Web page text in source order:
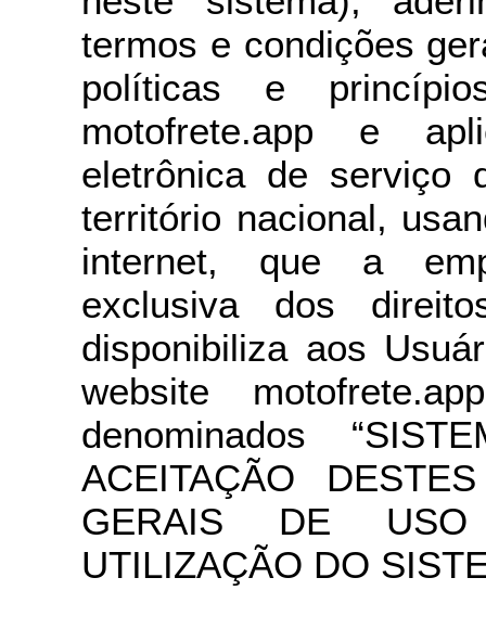
termos e condições
políticas e
motofrete.app e
eletrônica de serviço
território nacional,
internet, que a
exclusiva dos
disponibiliza aos
website
denominados
ACEITAÇÃO
GERAIS DE
UTILIZAÇÃO DO